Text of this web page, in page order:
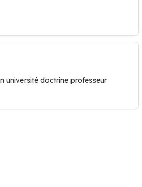
université doctrine professeur